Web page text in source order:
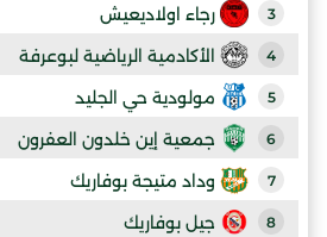
3 رجاء اولاديعيش
4 الأكادمية الرياضية لبوعرفة
5 مولودية حي الجليد
6 جمعية إين خلدون العفرون
7 وداد متيجة بوفاريك
8 جيل بوفاريك